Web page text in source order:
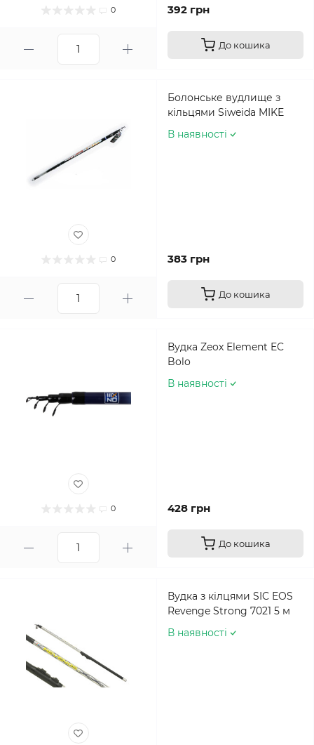
0 392 грн
До кошика
0
Болонське вудлище з
кільцями Siweida MIKE
В наявності
383 грн
До кошика
0
Вудка Zeox Element EC
Bolo
В наявності
428 грн
До кошика
Вудка з кілцями SIC EOS
Revenge Strong 7021 5 м
В наявності